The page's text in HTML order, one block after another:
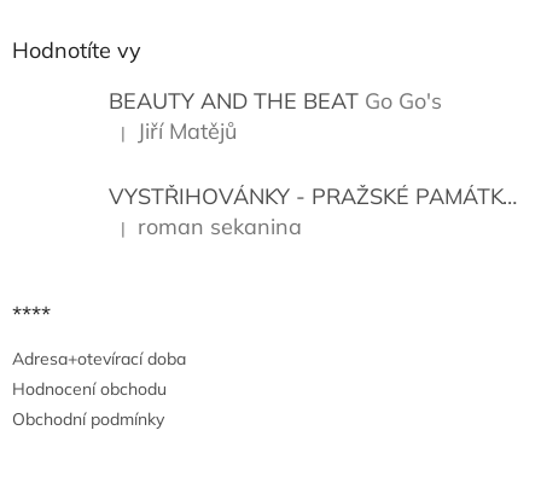
Hodnotíte vy
BEAUTY AND THE BEAT Go Go's
Hodnocení produktu je 5 z 5 hvězdiček.
| Jiří Matějů
VYSTŘIHOVÁNKY - PRAŽSKÉ PAMÁTKY
Hodnocení produktu je 5 z 5 hvězdiček.
| roman sekanina
****
Adresa+otevírací doba
Hodnocení obchodu
Obchodní podmínky